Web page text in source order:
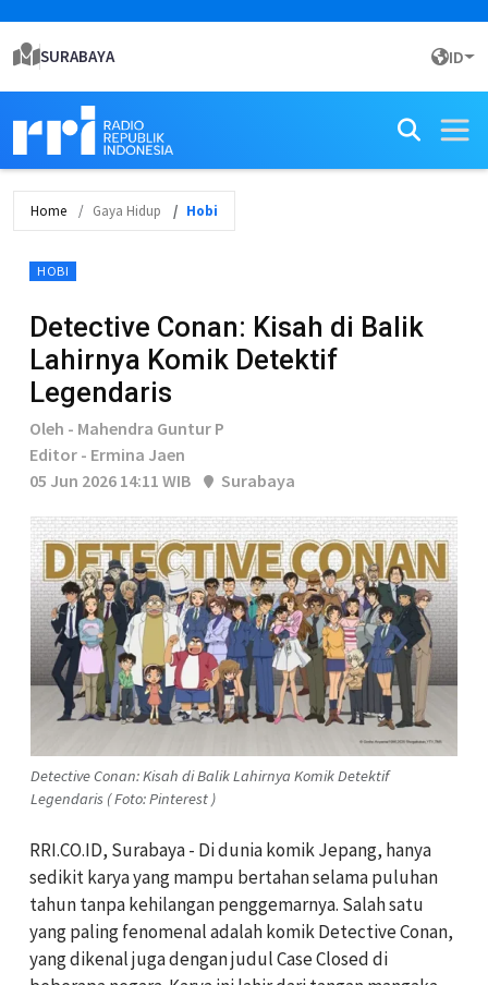
SURABAYA ID
Home Gaya Hidup Hobi
HOBI
Detective Conan: Kisah di Balik
Lahirnya Komik Detektif
Legendaris
Oleh - Mahendra Guntur P
Editor - Ermina Jaen
05 Jun 2026 14:11 WIB
Surabaya
Detective Conan: Kisah di Balik Lahirnya Komik Detektif
Legendaris ( Foto: Pinterest )
RRI.CO.ID, Surabaya - Di dunia komik Jepang, hanya
sedikit karya yang mampu bertahan selama puluhan
tahun tanpa kehilangan penggemarnya. Salah satu
yang paling fenomenal adalah komik Detective Conan,
yang dikenal juga dengan judul Case Closed di